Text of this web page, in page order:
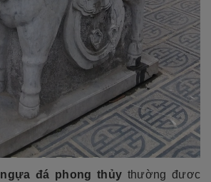
ngựa đá phong thủy thường đươc